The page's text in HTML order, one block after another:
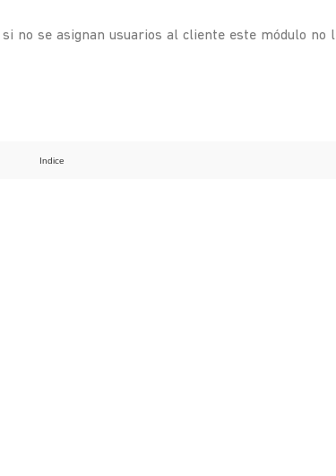
no se asignan usuarios al cliente este módulo no
Indice